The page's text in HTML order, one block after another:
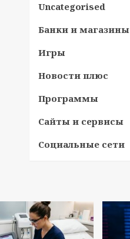
Uncategorised
Банки и магазины
Игры
Новости плюс
Программы
Сайты и сервисы
Социальные сети